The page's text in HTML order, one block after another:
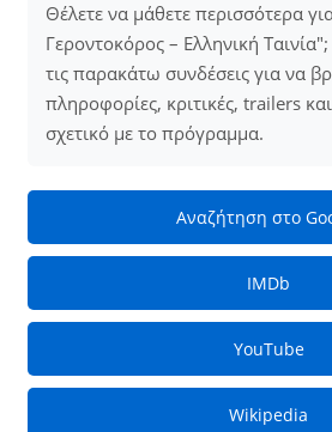
Θέλετε να μάθετε περισσότερα
Γεροντοκόρος – Ελληνική
τις παρακάτω συνδέσεις για να
πληροφορίες, κριτικές, trailers
σχετικό με το πρόγραμμα.
Αναζήτηση στο
IMDb
YouTube
Wikipedia